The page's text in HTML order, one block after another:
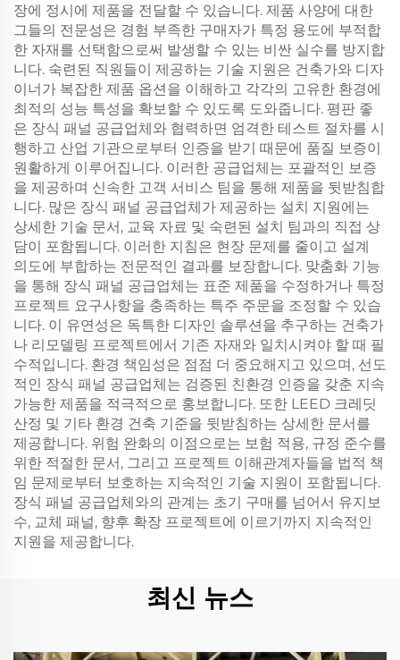
장에 정시에 제품을 전달할 수 있습니다. 제품 사양에 대한
그들의 전문성은 경험 부족한 구매자가 특정 용도에 부적합
한 자재를 선택함으로써 발생할 수 있는 비싼 실수를 방지합
니다. 숙련된 직원들이 제공하는 기술 지원은 건축가와 디자
이너가 복잡한 제품 옵션을 이해하고 각각의 고유한 환경에
최적의 성능 특성을 확보할 수 있도록 도와줍니다. 평판 좋
은 장식 패널 공급업체와 협력하면 엄격한 테스트 절차를 시
행하고 산업 기관으로부터 인증을 받기 때문에 품질 보증이
원활하게 이루어집니다. 이러한 공급업체는 포괄적인 보증
을 제공하며 신속한 고객 서비스 팀을 통해 제품을 뒷받침합
니다. 많은 장식 패널 공급업체가 제공하는 설치 지원에는
상세한 기술 문서, 교육 자료 및 숙련된 설치 팀과의 직접 상
담이 포함됩니다. 이러한 지침은 현장 문제를 줄이고 설계
의도에 부합하는 전문적인 결과를 보장합니다. 맞춤화 기능
을 통해 장식 패널 공급업체는 표준 제품을 수정하거나 특정
프로젝트 요구사항을 충족하는 특주 주문을 조정할 수 있습
니다. 이 유연성은 독특한 디자인 솔루션을 추구하는 건축가
나 리모델링 프로젝트에서 기존 자재와 일치시켜야 할 때 필
수적입니다. 환경 책임성은 점점 더 중요해지고 있으며, 선도
적인 장식 패널 공급업체는 검증된 친환경 인증을 갖춘 지속
가능한 제품을 적극적으로 홍보합니다. 또한 LEED 크레딧
산정 및 기타 환경 건축 기준을 뒷받침하는 상세한 문서를
제공합니다. 위험 완화의 이점으로는 보험 적용, 규정 준수를
위한 적절한 문서, 그리고 프로젝트 이해관계자들을 법적 책
임 문제로부터 보호하는 지속적인 기술 지원이 포함됩니다.
장식 패널 공급업체와의 관계는 초기 구매를 넘어서 유지보
수, 교체 패널, 향후 확장 프로젝트에 이르기까지 지속적인
지원을 제공합니다.
최신 뉴스